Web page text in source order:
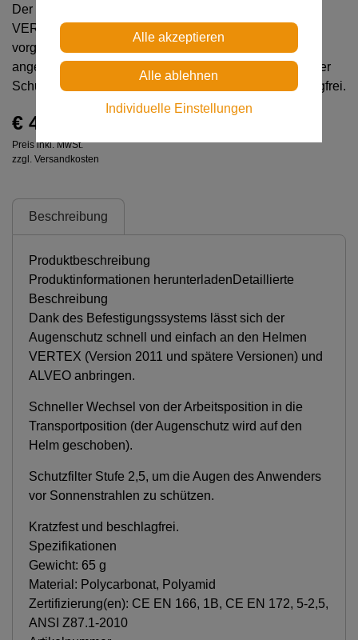
Der VIZIR SHADOW-Augenschutz ist für die Helme
VERTEX und ALVEO geeignet. Er wird an den hierfür
vorgesehenen Befestigungsvorrichtungen der Helme
angebracht. Er verfügt über einen Sonnenschutzfilter der
Schutzstufe 2,5. Außerdem ist er kratzfest und beschlagfrei.
€ 43,00
Preis inkl. MwSt.
zzgl. Versandkosten
Beschreibung
Produktbeschreibung
Produktinformationen herunterladenDetaillierte
Beschreibung
Dank des Befestigungssystems lässt sich der
Augenschutz schnell und einfach an den Helmen
VERTEX (Version 2011 und spätere Versionen) und
ALVEO anbringen.
Schneller Wechsel von der Arbeitsposition in die
Transportposition (der Augenschutz wird auf den
Helm geschoben).
Schutzfilter Stufe 2,5, um die Augen des Anwenders
vor Sonnenstrahlen zu schützen.
Kratzfest und beschlagfrei.
Spezifikationen
Gewicht: 65 g
Material: Polycarbonat, Polyamid
Zertifizierung(en): CE EN 166, 1B, CE EN 172, 5-2,5,
ANSI Z87.1-2010
Individuelle Einstellungen